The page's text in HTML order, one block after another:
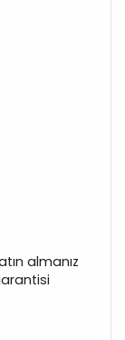
almanız